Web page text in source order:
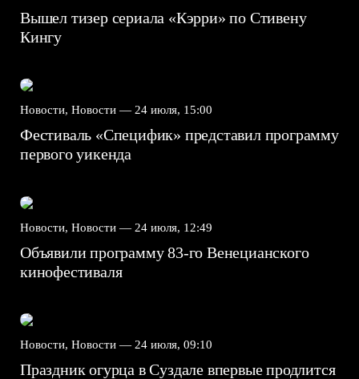
Вышел тизер сериала «Кэрри» по Стивену
Кингу
Новости, Новости — 24 июля, 15:00
Фестиваль «Специфик» представил программу
первого уикенда
Новости, Новости — 24 июля, 12:49
Объявили программу 83-го Венецианского
кинофестиваля
Новости, Новости — 24 июля, 09:10
Праздник огурца в Суздале впервые продлится